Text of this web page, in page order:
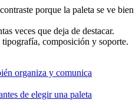
porque la paleta se ve bien
veces que deja de destacar.
tipografía, composición y soporte.
organiza y comunica
de elegir una paleta